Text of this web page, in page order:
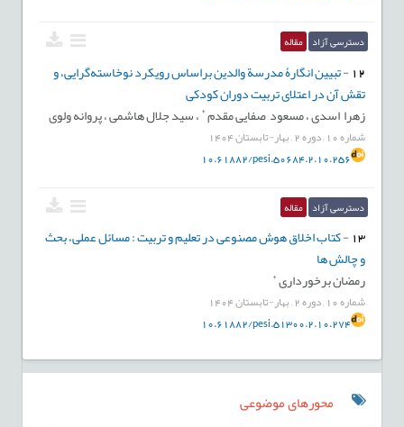
رشته تخصصی:دانشیار فلسفه تعلیم و تربیت
پست الکترونیکی:mirzamohammadi@shahed.ac.ir
دسترسی آزاد مقاله
12
-تبیین انگارۀ مدرسة والدین براساس رویکرد نوخاسته‌گرایی، و
تقش آن در اعتلای تربیت دوران کودکی
زهرا اسدی ،مسعود صفایی مقدم*،سید جلال هاشمی ،پروانه ولوی
شماره10 دوره2
,بهار-تابستان1404
10.61882/pesi.50684.2.10.256
دسترسی آزاد مقاله
13
-کتاب اخلاق هوش مصنوعی در تعلیم و تربیت : مسائل عملی، بحث
و چالش ها
رمضان برخورداری
شماره10 دوره2
,بهار-تابستان1404
10.61882/pesi.51300.2.10.274
محورهای موضوعی